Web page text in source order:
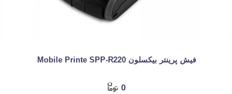
فیش پرینتر بیکسلون Mobile Printe SPP-R220
0